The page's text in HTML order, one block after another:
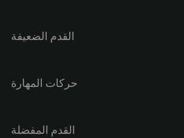
القدم الضعيفة
حركات المهارة
القدم المفضلة